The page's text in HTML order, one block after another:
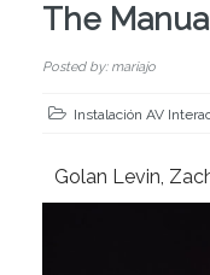
The
Posted by: mariajo
Instalación AV
Golan Levin,